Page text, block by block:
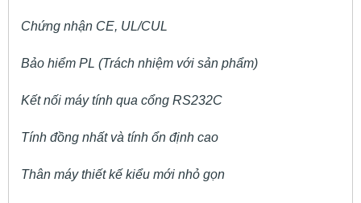
Chứng nhận CE, UL/CUL
Bảo hiểm PL (Trách nhiệm với sản phẩm)
Kết nối máy tính qua cổng RS232C
Tính đồng nhất và tính ổn định cao
Thân máy thiết kế kiểu mới nhỏ gọn